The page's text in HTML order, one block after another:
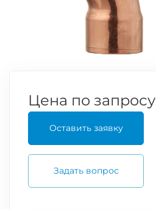
Цена по запросу
Оставить заявку
Задать вопрос